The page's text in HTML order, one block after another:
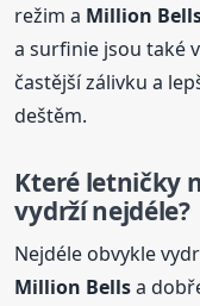
režim a Million
a surfinie jsou také
častější zálivku a
deštěm.
Které letničky
vydrží nejdéle?
Nejdéle obvykle
Million Bellsa